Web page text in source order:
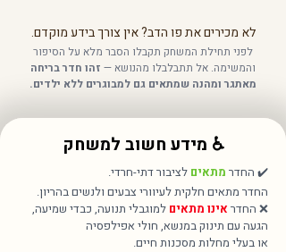
לא מכירים את פו הדב? אין צורך בידע מוקדם.
לפני תחילת המשחק תקבלו הסבר מלא על הסיפור
והמשימה. אל תתבלבלו מהנושא — זהו חדר בריחה
מאתגר ומהנה שמתאים גם למבוגרים ללא ילדים.
♿ מידע חשוב למשחק
✔️ החדר מתאים לציבור דתי-חרדי.
החדר מתאים חלקית לעיוורי צבעים ולנשים בהריון.
❌ החדר אינו מתאים למוגבלי תנועה, כבדי שמיעה,
הגעה עם תינוק במנשא, חולי אפילפסיה
או בעלי מחלות מסכנות חיים.